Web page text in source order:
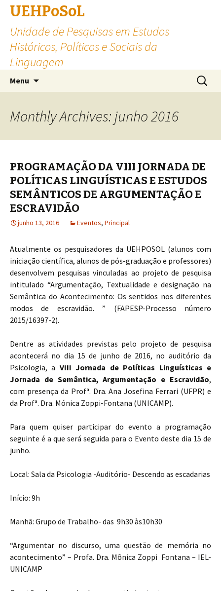
UEHPoSoL
Unidade de Pesquisas em Estudos
Históricos, Políticos e Sociais da
Linguagem
Menu
por:
Monthly Archives: junho 2016
PROGRAMAÇÃO DA VIII JORNADA DE
POLÍTICAS LINGUÍSTICAS E ESTUDOS
SEMÂNTICOS DE ARGUMENTAÇÃO E
ESCRAVIDÃO
junho 13, 2016 Eventos, Principal
Atualmente os pesquisadores da UEHPOSOL (alunos com
iniciação científica, alunos de pós-graduação e professores)
desenvolvem pesquisas vinculadas ao projeto de pesquisa
intitulado “Argumentação, Textualidade e designação na
Semântica do Acontecimento: Os sentidos nos diferentes
modos de escravidão. ” (FAPESP-Processo número
2015/16397-2).
Dentre as atividades previstas pelo projeto de pesquisa
acontecerá no dia 15 de junho de 2016, no auditório da
Psicologia, a VIII Jornada de Políticas Linguísticas e
Jornada de Semântica, Argumentação e Escravidão,
com presença da Profª. Dra. Ana Josefina Ferrari (UFPR) e
da Profª. Dra. Mónica Zoppi-Fontana (UNICAMP).
Para quem quiser participar do evento a programação
seguinte é a que será seguida para o Evento deste dia 15 de
junho.
Local: Sala da Psicologia -Auditório- Descendo as escadarias
Início: 9h
Manhã: Grupo de Trabalho- das 9h30 às10h30
“Argumentar no discurso, uma questão de memória no
acontecimento” – Profa. Dra. Mônica Zoppi Fontana – IEL-
UNICAMP